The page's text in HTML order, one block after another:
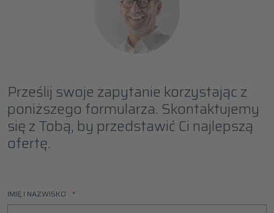
Prześlij swoje zapytanie korzystając z
poniższego formularza. Skontaktujemy
się z Tobą, by przedstawić Ci najlepszą
ofertę.
IMIĘ I NAZWISKO